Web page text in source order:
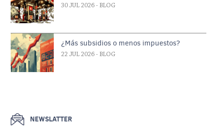
30 JUL 2026 - BLOG
¿Más subsidios o menos impuestos?
22 JUL 2026 - BLOG
NEWSLATTER